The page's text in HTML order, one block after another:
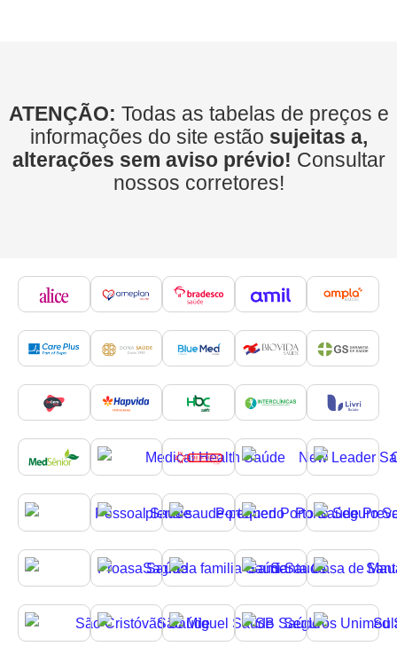
ATENÇÃO: Todas as tabelas de preços e
informações do site estão sujeitas a,
alterações sem aviso prévio! Consultar
nossos corretores!